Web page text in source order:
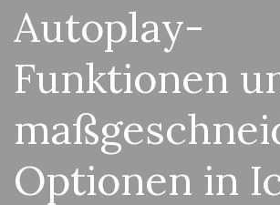
Autoplay-
Funktionen
Optionen in